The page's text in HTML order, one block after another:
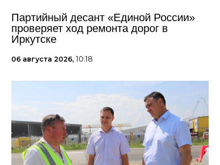
Партийный десант «Единой России»
проверяет ход ремонта дорог в
Иркутске
06 августа 2026, 10:18